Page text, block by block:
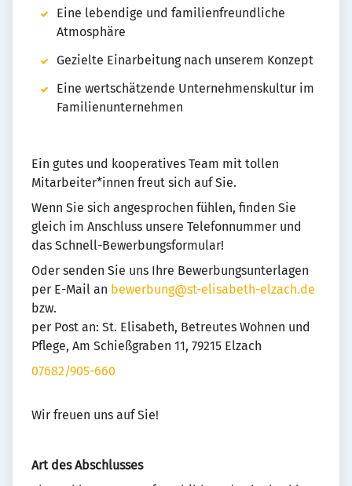
Eine lebendige und familienfreundliche
Atmosphäre
Gezielte Einarbeitung nach unserem Konzept
Eine wertschätzende Unternehmenskultur im
Familienunternehmen
Ein gutes und kooperatives Team mit tollen
Mitarbeiter*innen freut sich auf Sie.
Wenn Sie sich angesprochen fühlen, finden Sie
gleich im Anschluss unsere Telefonnummer und
das Schnell-Bewerbungsformular!
Oder senden Sie uns Ihre Bewerbungsunterlagen
per E-Mail an bewerbung@st-elisabeth-elzach.de
bzw.
per Post an: St. Elisabeth, Betreutes Wohnen und
Pflege, Am Schießgraben 11, 79215 Elzach
07682/905-660
Wir freuen uns auf Sie!
Art des Abschlusses